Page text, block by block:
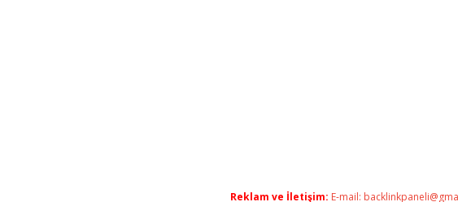
Reklam ve İletişim: E-mail: